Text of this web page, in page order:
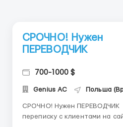
СРОЧНО! Нужен
ПЕРЕВОДЧИК
700-1000 $
Genius AС Польша
СРОЧНО! Нужен ПЕРЕВОДЧИК Что делать? Вести
переписку с клиентами на сайте